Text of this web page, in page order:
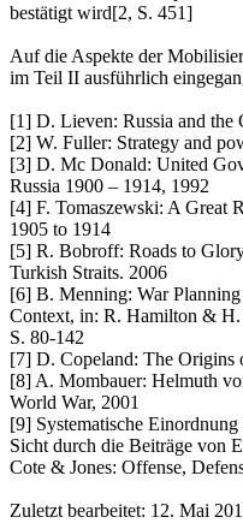
bestätigt wird[2, S. 451]
Auf die Aspekte der
im Teil II ausführlich
[1] D. Lieven: Russia and the
[2] W. Fuller: Strategy and
[3] D. Mc Donald: United
Russia 1900 – 1914, 1992
[4] F. Tomaszewski: A Great
1905 to 1914
[5] R. Bobroff: Roads to
Turkish Straits. 2006
[6] B. Menning: War
Context, in: R. Hamilton &
S. 80-142
[7] D. Copeland: The Origins
[8] A. Mombauer: Helmuth
World War, 2001
[9] Systematische
Sicht durch die Beiträge von
Cote & Jones: Offense,
Zuletzt bearbeitet: 12. Mai